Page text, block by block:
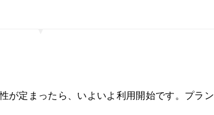
が定まったら、いよいよ利用開始です。プラン